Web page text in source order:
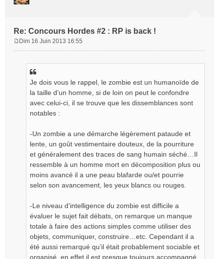
Re: Concours Hordes #2 : RP is back !
Dim 16 Juin 2013 16:55
Je dois vous le rappel, le zombie est un humanoïde de
la taille d’un homme, si de loin on peut le confondre
avec celui-ci, il se trouve que les dissemblances sont
notables :
-Un zombie a une démarche légèrement pataude et
lente, un goût vestimentaire douteux, de la pourriture
et généralement des traces de sang humain séché…Il
ressemble à un homme mort en décomposition plus ou
moins avancé il a une peau blafarde ou/et pourrie
selon son avancement, les yeux blancs ou rouges.
-Le niveau d’intelligence du zombie est difficile a
évaluer le sujet fait débats, on remarque un manque
totale à faire des actions simples comme utiliser des
objets, communiquer, construire…etc. Cependant il a
été aussi remarqué qu’il était probablement sociable et
organisé, en effet il est presque toujours accompagné